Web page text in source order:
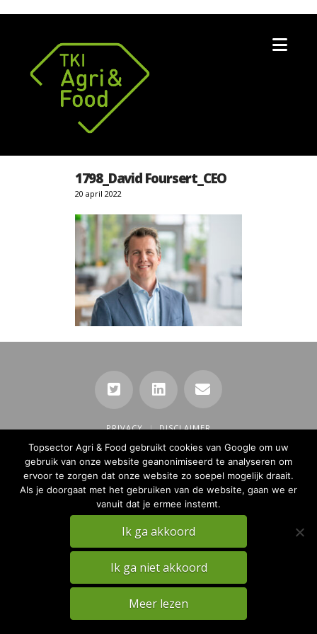
1798_David Foursert_CEO
20 april 2022
PRIVACY DISCLAIMER
TKI Agri & Food Website
Topsector Agri & Food gebruikt cookies van Google om uw
gebruik van onze website geanonimiseerd te analyseren om
ervoor te zorgen dat onze website zo soepel mogelijk draait.
Als je doorgaat met het gebruiken van de website, gaan we er
vanuit dat je ermee instemt.
Ik ga akkoord
Ik ga niet akkoord
Meer lezen